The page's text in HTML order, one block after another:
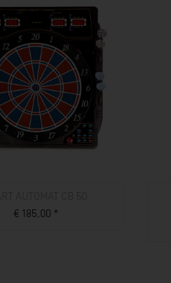
€ 185,00 *